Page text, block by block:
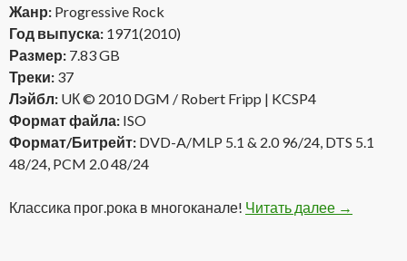
Жанр: Progressive Rock
Год выпуска: 1971(2010)
Размер: 7.83 GB
Треки: 37
Лэйбл: UК © 2010 DGM / Robert Fripp | KCSP4
Формат файла: ISO
Формат/Битрейт: DVD-A/MLP 5.1 & 2.0 96/24, DTS 5.1
48/24, PCM 2.0 48/24
Классика прог.рока в многоканале! Читать далее King
→